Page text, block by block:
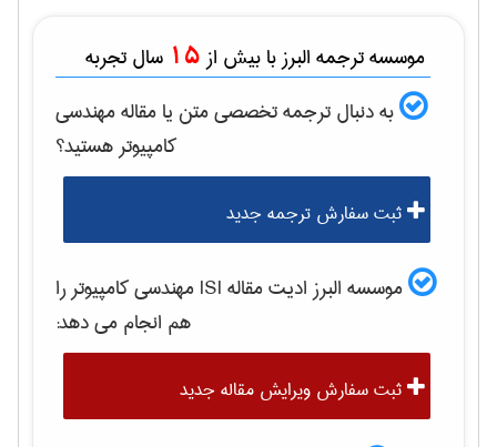
موسسه ترجمه البرز با بیش از 15 سال تجربه
به دنبال ترجمه تخصصی متن یا مقالهمهندسی
كامپيوترهستید؟
ثبت سفارش ترجمه جدید
موسسه البرز ادیت مقاله ISI مهندسی كامپيوتررا
هم انجام می دهد:
ثبت سفارش ویرایش مقاله جدید